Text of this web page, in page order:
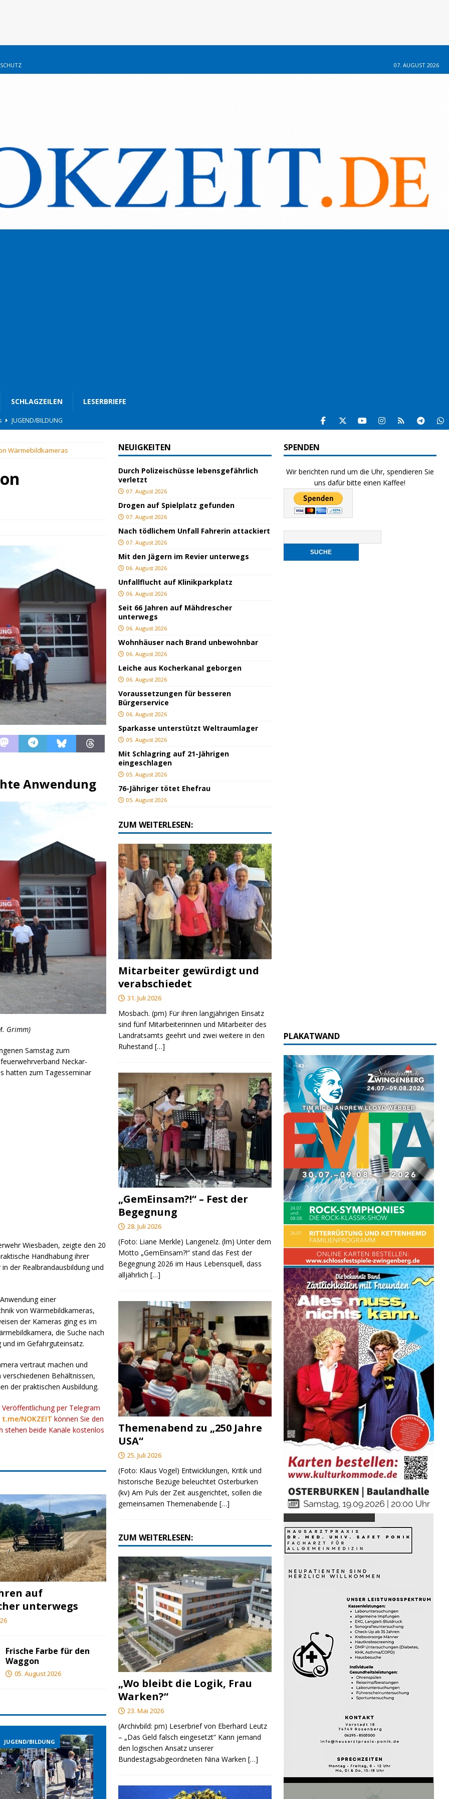
07. AUGUST 2026
SCHLAGZEILEN LESERBRIEFE
BLAULICHT
JUGEND/BILDUNG
Wärmebildkameras
Anwendung
Grimm)
Samstag zum
Neckar-
hatten zum Tagesseminar
Wiesbaden, zeigte den 20
Handhabung ihrer
der Realbrandausbildung und
einer
von Wärmebildkameras,
der Kameras ging es im
die Suche nach
im Gefahrguteinsatz.
vertraut machen und
Behältnissen,
der praktischen Ausbildung.
per Telegram
t.me/NOKZEIT können Sie den
stehen beide Kanäle kostenlos
auf
unterwegs
Frische Farbe für den
Waggon
05. August 2026
JUGEND/BILDUNG JUGEND/BILDUNG
NEUIGKEITEN
Durch Polizeischüsse lebensgefährlich
verletzt
07. August 2026
Drogen auf Spielplatz gefunden
07. August 2026
Nach tödlichem Unfall Fahrerin attackiert
07. August 2026
Mit den Jägern im Revier unterwegs
06. August 2026
Unfallflucht auf Klinikparkplatz
06. August 2026
Seit 66 Jahren auf Mähdrescher
unterwegs
06. August 2026
Wohnhäuser nach Brand unbewohnbar
06. August 2026
Leiche aus Kocherkanal geborgen
06. August 2026
Voraussetzungen für besseren
Bürgerservice
06. August 2026
Sparkasse unterstützt Weltraumlager
05. August 2026
Mit Schlagring auf 21-Jährigen
eingeschlagen
05. August 2026
76-Jähriger tötet Ehefrau
05. August 2026
ZUM WEITERLESEN:
Mitarbeiter gewürdigt und
verabschiedet
31. Juli 2026
Mosbach. (pm) Für ihren langjährigen Einsatz
sind fünf Mitarbeiterinnen und Mitarbeiter des
Landratsamts geehrt und zwei weitere in den
Ruhestand[…]
„GemEinsam?!“ – Fest der
Begegnung
28. Juli 2026
(Foto: Liane Merkle) Langenelz. (lm) Unter dem
Motto „GemEinsam?!“ stand das Fest der
Begegnung 2026 im Haus Lebensquell, dass
alljährlich[…]
Themenabend zu „250 Jahre
USA“
25. Juli 2026
(Foto: Klaus Vogel) Entwicklungen, Kritik und
historische Bezüge beleuchtet Osterburken
(kv) Am Puls der Zeit ausgerichtet, sollen die
gemeinsamen Themenabende[…]
ZUM WEITERLESEN:
„Wo bleibt die Logik, Frau
Warken?“
23. Mai 2026
(Archivbild: pm) Leserbrief von Eberhard Leutz
– „Das Geld falsch eingesetzt“ Kann jemand
den logischen Ansatz unserer
Bundestagsabgeordneten Nina Warken[…]
SPENDEN
Wir berichten rund um die Uhr, spendieren Sie
uns dafür bitte einen Kaffee!
PLAKATWAND